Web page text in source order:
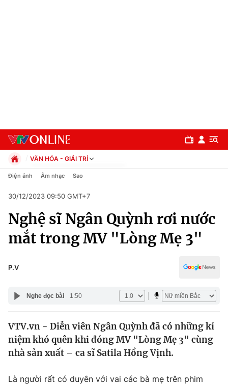
Chuyên mục
Chính trị
Pháp luật
Thế giới
Kinh tế
VĂN HÓA - GIẢI TRÍ
Chính trị
Pháp luật
Kinh tế
Thể thao
Truyền hình
Công nghệ
Điện ảnh Âm nhạc Sao
30/12/2023 09:50 GMT+7
Nghệ sĩ Ngân Quỳnh rơi nước
mắt trong MV "Lòng Mẹ 3"
P.V
Nghe đọc bài 1:50
VTV.vn - Diễn viên Ngân Quỳnh đã có những kỉ
niệm khó quên khi đóng MV "Lòng Mẹ 3" cùng
nhà sản xuất – ca sĩ Satila Hồng Vịnh.
Là người rất có duyên với vai các bà mẹ trên phim